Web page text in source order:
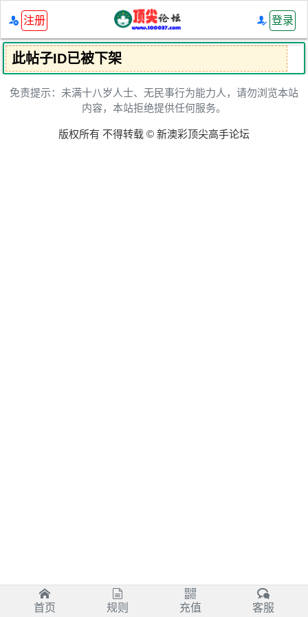
注册 登录
首页 规则 充值 客服
此帖子ID已被下架
免责提示：未满十八岁人士、无民事行为能力人，请勿浏览本站
内容，本站拒绝提供任何服务。
版权所有 不得转载 © 新澳彩顶尖高手论坛